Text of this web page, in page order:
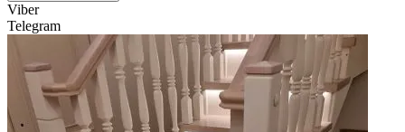
Viber
Telegram